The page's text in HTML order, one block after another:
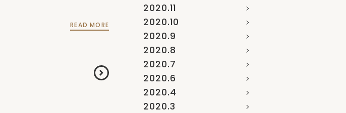
READ MORE
2020.11
2020.10
2020.9
2020.8
2020.7
2020.6
2020.4
2020.3